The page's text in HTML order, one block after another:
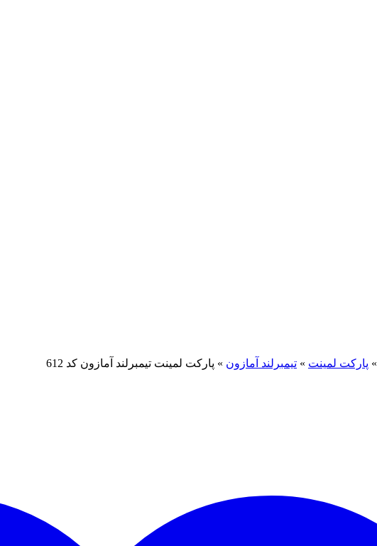
» پارکت لمینت » تیمبرلند آمازون » پارکت لمینت تیمبرلند آمازون کد 612